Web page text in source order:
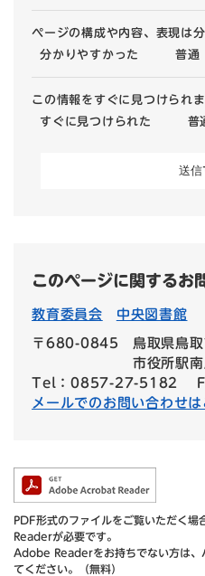
ページの構成や内容、表現は
分かりやすかった
普通
この情報をすぐに見つけられ
すぐに見つけられた
普
このページに関するお
教育委員会 中央図書館
〒680-0845
鳥取県鳥
市役所駅
Tel：0857-27-5182
メールでのお問い合わせは
PDF形式のファイルをご覧いただく
Readerが必要です。
Adobe Readerをお持ちでない方は、
てください。（無料）